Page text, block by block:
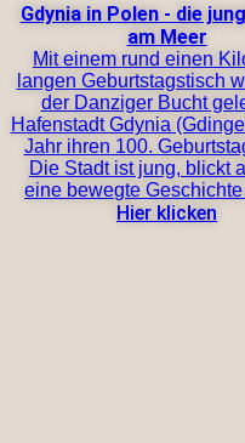
Gdynia in Polen - die
am Meer
Mit einem rund einen
langen Geburtstagstisch
der Danziger Bucht
Hafenstadt Gdynia
Jahr ihren 100.
Die Stadt ist jung, blickt
eine bewegte
Hier klicken